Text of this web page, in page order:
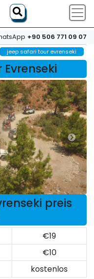
+90 506 771 09 07
jeep safari tour evrenseki
preis
€19
€10
kostenlos